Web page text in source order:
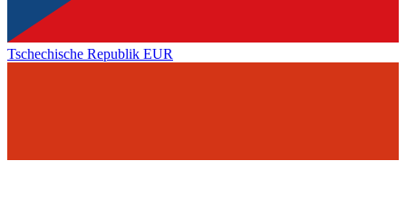
Tschechische Republik EUR